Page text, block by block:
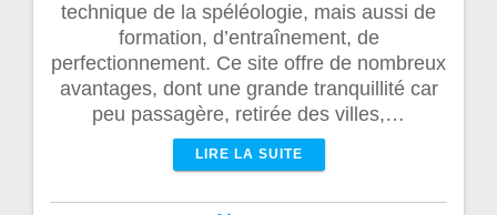
technique de la spéléologie, mais aussi de
formation, d’entraînement, de
perfectionnement. Ce site offre de nombreux
avantages, dont une grande tranquillité car
peu passagère, retirée des villes,…
LIRE LA SUITE